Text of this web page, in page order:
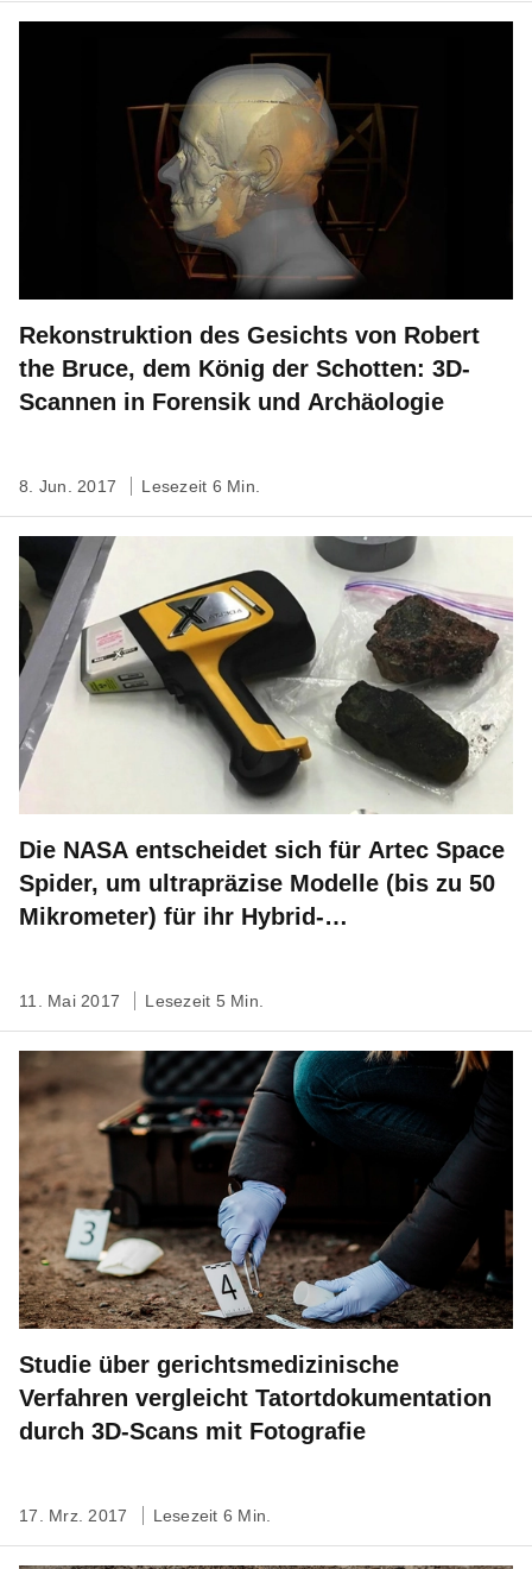
Rekonstruktion des Gesichts von Robert
the Bruce, dem König der Schotten: 3D-
Scannen in Forensik und Archäologie
8. Jun. 2017 Lesezeit 6 Min.
Die NASA entscheidet sich für Artec Space
Spider, um ultrapräzise Modelle (bis zu 50
Mikrometer) für ihr Hybrid-
11. Mai 2017 Lesezeit 5 Min.
Studie über gerichtsmedizinische
Verfahren vergleicht Tatortdokumentation
durch 3D-Scans mit Fotografie
17. Mrz. 2017 Lesezeit 6 Min.